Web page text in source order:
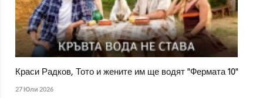
Краси Радков, Тото и жените им ще водят "Фермата 10"
27 Юли 2026